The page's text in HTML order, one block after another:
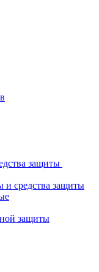
защиты
средства защиты
защиты